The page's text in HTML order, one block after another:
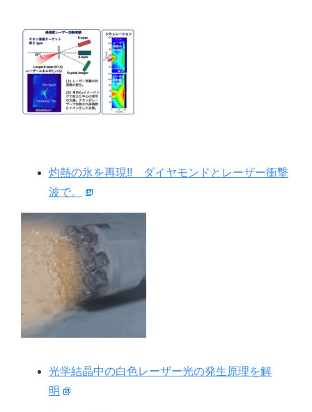
灼熱の氷を再現!! ダイヤモンドとレーザー衝撃
波で。
光学結晶中の白色レーザー光の発生原理を解
明